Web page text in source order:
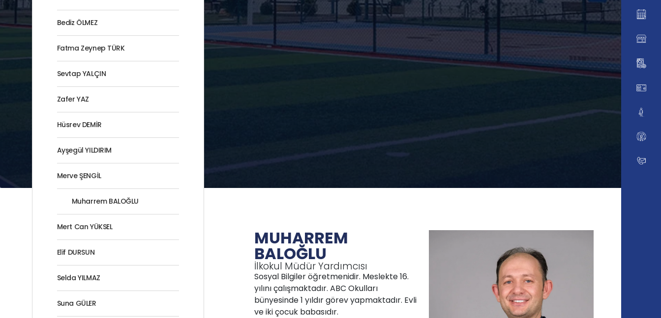
Bediz ÖLMEZ
Fatma Zeynep TÜRK
Sevtap YALÇIN
Zafer YAZ
Hüsrev DEMİR
Ayşegül YILDIRIM
Merve ŞENGİL
Muharrem BALOĞLU
Mert Can YÜKSEL
Elif DURSUN
Selda YILMAZ
Suna GÜLER
MUHARREM
BALOĞLU
İlkokul Müdür Yardımcısı
Sosyal Bilgiler öğretmenidir. Meslekte 16.
yılını çalışmaktadır. ABC Okulları
bünyesinde 1 yıldır görev yapmaktadır. Evli
ve iki çocuk babasıdır.